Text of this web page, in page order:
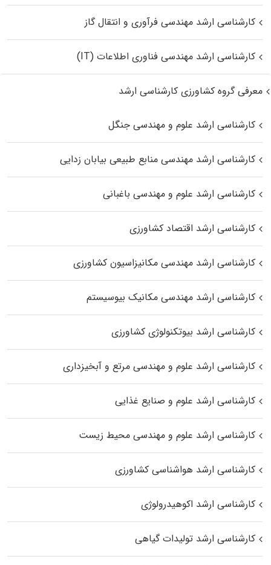
کارشناسی ارشد مهندسی فرآوری و انتقال گاز
کارشناسی ارشد مهندسی فناوری اطلاعات (IT)
معرفی گروه کشاورزی کارشناسی ارشد
کارشناسی ارشد علوم و مهندسی جنگل
کارشناسی ارشد مهندسی منابع طبیعی بیابان زدایی
کارشناسی ارشد علوم و مهندسی باغبانی
کارشناسی ارشد اقتصاد کشاورزی
کارشناسی ارشد مهندسی مکانیزاسیون کشاورزی
کارشناسی ارشد مهندسی مکانیک بیوسیستم
کارشناسی ارشد بیوتکنولوژی کشاورزی
کارشناسی ارشد علوم و مهندسی مرتع و آبخیزداری
کارشناسی ارشد علوم و صنایع غذایی
کارشناسی ارشد علوم و مهندسی محیط زیست
کارشناسی ارشد هواشناسی کشاورزی
کارشناسی ارشد اکوهیدرولوژی
کارشناسی ارشد تولیدات گیاهی